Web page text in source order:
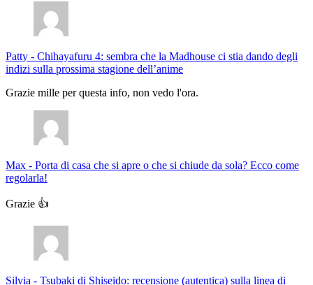
Patty - Chihayafuru 4: sembra che la Madhouse ci stia dando degli
indizi sulla prossima stagione dell’anime
Grazie mille per questa info, non vedo l'ora.
Max - Porta di casa che si apre o che si chiude da sola? Ecco come
regolarla!
Grazie 👍
Silvia - Tsubaki di Shiseido: recensione (autentica) sulla linea di